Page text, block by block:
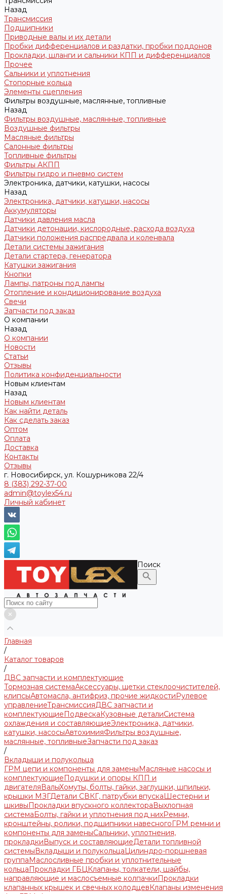
Назад
Трансмиссия
Подшипники
Приводные валы и их детали
Пробки дифференциалов и раздатки, пробки поддонов
Прокладки, шланги и сальники КПП и дифференциалов
Прочее
Сальники и уплотнения
Стопорные кольца
Элементы сцепления
Фильтры воздушные, маслянные, топливные
Назад
Фильтры воздушные, маслянные, топливные
Воздушные фильтры
Масляные фильтры
Салонные фильтры
Топливные фильтры
Фильтры АКПП
Фильтры гидро и пневмо систем
Электроника, датчики, катушки, насосы
Назад
Электроника, датчики, катушки, насосы
Аккумуляторы
Датчики давления масла
Датчики детонации, кислородные, расхода воздуха
Датчики положения распредвала и коленвала
Детали системы зажигания
Детали стартера, генератора
Катушки зажигания
Кнопки
Лампы, патроны под лампы
Отопление и кондиционирование воздуха
Свечи
Запчасти под заказ
О компании
Назад
О компании
Новости
Статьи
Отзывы
Политика конфиденциальности
Новым клиентам
Назад
Новым клиентам
Как найти деталь
Как сделать заказ
Оптом
Оплата
Доставка
Контакты
Отзывы
г. Новосибирск, ул. Кошурникова 22/4
8 (383) 292-37-00
admin@toylex54.ru
Личный кабинет
Поиск
Главная
/
Каталог товаров
/
ДВС запчасти и комплектующие
Тормозная системаАксессуары, щетки стеклоочистителей,
клипсыАвтомасла, антифриз, прочие жидкостиРулевое
управлениеТрансмиссияДВС запчасти и
комплектующиеПодвескаКузовные деталиСистема
охлаждения и составляющиеЭлектроника, датчики,
катушки, насосыАвтохимияФильтры воздушные,
маслянные, топливныеЗапчасти под заказ
/
Вкладыши и полукольца
ГРМ цепи и компоненты для заменыМасляные насосы и
комплектующиеПодушки и опоры КПП и
двигателяВалыХомуты, болты, гайки, заглушки, шпильки,
крышки МЗГДетали СВКГ, патрубки впускаШестерни и
шкивыПрокладки впускного коллектораВыхлопная
системаБолты, гайки и уплотнения под нихРемни,
кронштейны, ролики, подшипники навесногоГРМ ремни и
компоненты для заменыСальники, уплотнения,
прокладкиВыпуск и составляющиеДетали топливной
системыВкладыши и полукольцаЦилиндро-поршневая
группаМаслосливные пробки и уплотнительные
кольцаПрокладки ГБЦКлапаны, толкатели, шайбы,
направляющие и маслосъемные колпачкиПрокладки
клапанных крышек и свечных колодцевКлапаны изменения